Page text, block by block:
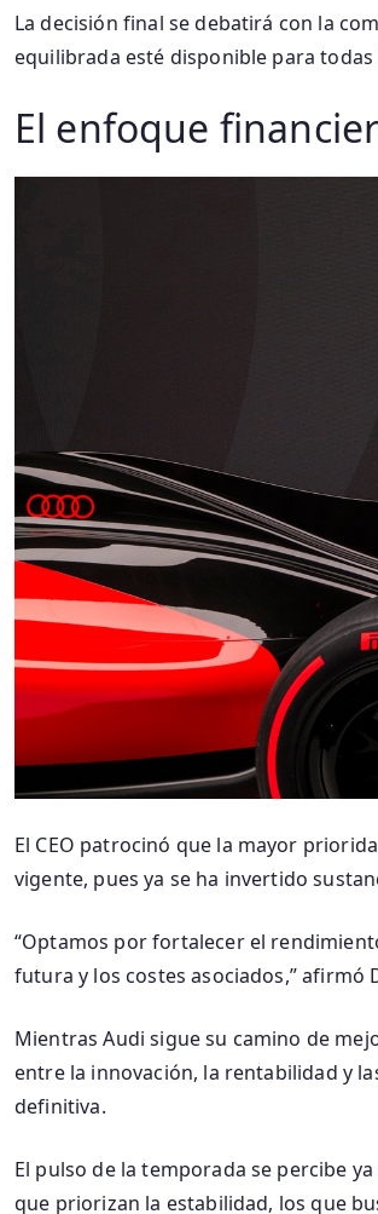
La decisión final se debatirá con la
equilibrada esté disponible para todas
El enfoque
El CEO patrocinó que la mayor
vigente, pues ya se ha invertido
“Optamos por fortalecer el
futura y los costes asociados,” afirmó
Mientras Audi sigue su camino de
entre la innovación, la rentabilidad y
definitiva.
El pulso de la temporada se percibe
que priorizan la estabilidad, los que